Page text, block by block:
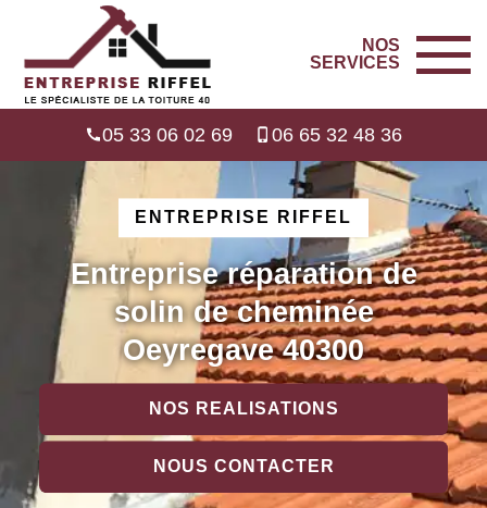
NOS
SERVICES
05 33 06 02 69 06 65 32 48 36
ENTREPRISE RIFFEL
Entreprise réparation de
solin de cheminée
Oeyregave 40300
NOS REALISATIONS
NOUS CONTACTER